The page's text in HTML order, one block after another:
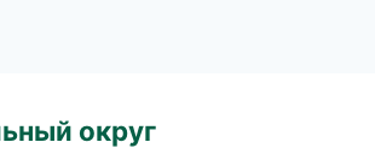
округ